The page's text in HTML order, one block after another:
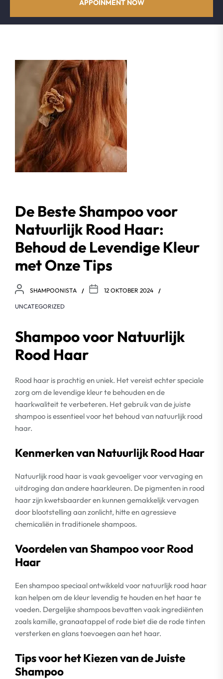
APPOINMENT NOW
De Beste Shampoo voor
Natuurlijk Rood Haar:
Behoud de Levendige Kleur
met Onze Tips
SHAMPOONISTA 12 OKTOBER 2024
UNCATEGORIZED
Shampoo voor Natuurlijk
Rood Haar
Rood haar is prachtig en uniek. Het vereist echter speciale
zorg om de levendige kleur te behouden en de
haarkwaliteit te verbeteren. Het gebruik van de juiste
shampoo is essentieel voor het behoud van natuurlijk rood
haar.
Kenmerken van Natuurlijk Rood Haar
Natuurlijk rood haar is vaak gevoeliger voor vervaging en
uitdroging dan andere haarkleuren. De pigmenten in rood
haar zijn kwetsbaarder en kunnen gemakkelijk vervagen
door blootstelling aan zonlicht, hitte en agressieve
chemicaliën in traditionele shampoos.
Voordelen van Shampoo voor Rood
Haar
Een shampoo speciaal ontwikkeld voor natuurlijk rood haar
kan helpen om de kleur levendig te houden en het haar te
voeden. Dergelijke shampoos bevatten vaak ingrediënten
zoals kamille, granaatappel of rode biet die de rode tinten
versterken en glans toevoegen aan het haar.
Tips voor het Kiezen van de Juiste
Shampoo